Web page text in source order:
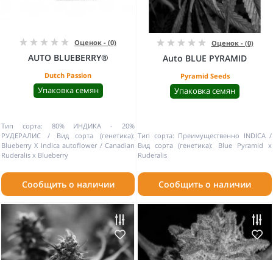
Оценок - (0)
AUTO BLUEBERRY®
Dutch Passion
Упаковка семян
Тип сорта:
80% ИНДИКА - 20%
РУДЕРАЛИС
Вид сорта (генетика):
Blueberry X Indica autoflower / Canadian
Ruderalis х Blueberry
Сообщить о наличии
Оценок - (0)
Auto BLUE PYRAMID
Pyramid Seeds
Упаковка семян
Тип сорта: Преимущественно INDICA
Вид сорта (генетика):
Blue Pyramid x
Ruderalis
Сообщить о наличии